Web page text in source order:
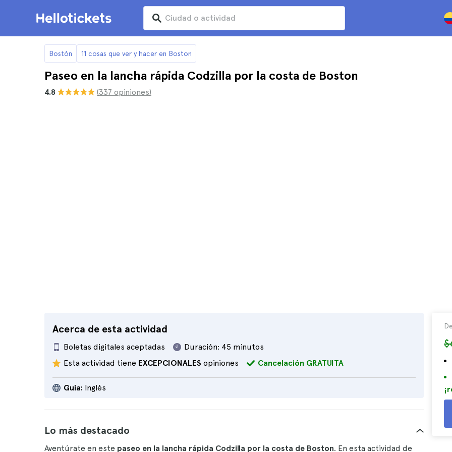
Bostón 11 cosas que ver y hacer en Boston
Paseo en la lancha rápida Codzilla por la costa de Boston
4.8 (337 opiniones)
Acerca de esta actividad
Boletas digitales aceptadas Duración: 45 minutos
Esta actividad tiene EXCEPCIONALES opiniones Cancelación GRATUITA
Guía: Inglés
Lo más destacado
Aventúrate en este paseo en la lancha rápida Codzilla por la costa de Boston. En esta actividad de